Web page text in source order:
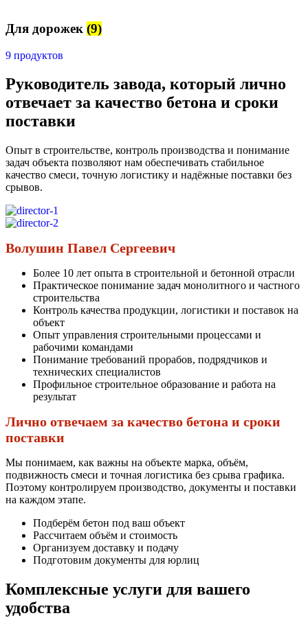
Для дорожек (9)
9 продуктов
Руководитель завода, который лично
отвечает за качество бетона и сроки
поставки
Опыт в строительстве, контроль производства и понимание
задач объекта позволяют нам обеспечивать стабильное
качество смеси, точную логистику и надёжные поставки без
срывов.
Волушин Павел Сергеевич
Более 10 лет опыта в строительной и бетонной отрасли
Практическое понимание задач монолитного и частного
строительства
Контроль качества продукции, логистики и поставок на
объект
Опыт управления строительными процессами и
рабочими командами
Понимание требований прорабов, подрядчиков и
технических специалистов
Профильное строительное образование и работа на
результат
Лично отвечаем за качество бетона и сроки
поставки
Мы понимаем, как важны на объекте марка, объём,
подвижность смеси и точная логистика без срыва графика.
Поэтому контролируем производство, документы и поставки
на каждом этапе.
Подберём бетон под ваш объект
Рассчитаем объём и стоимость
Организуем доставку и подачу
Подготовим документы для юрлиц
Комплексные услуги для вашего
удобства